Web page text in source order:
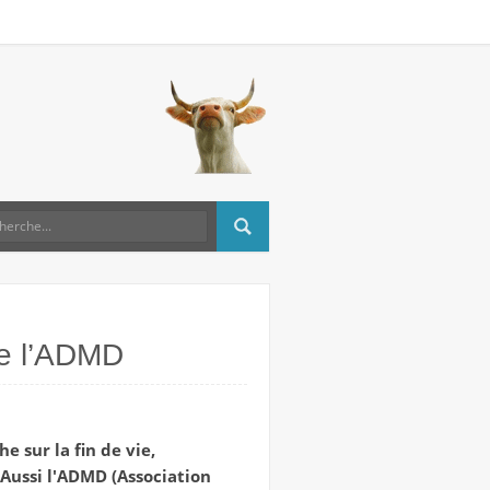
sur la fin de vie,
l'ADMD (Association